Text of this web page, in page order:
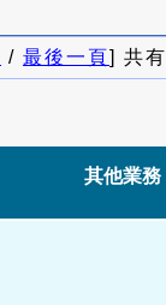
/ 最後一頁] 共有
其他業務